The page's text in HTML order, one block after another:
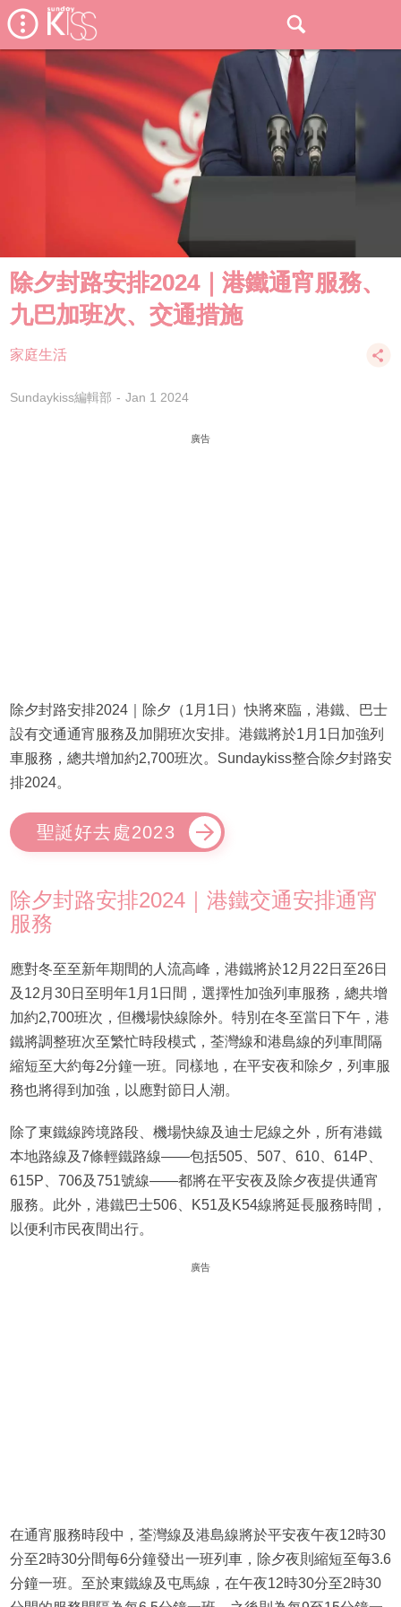
除夕封路安排2024｜港鐵通宵服務、
九巴加班次、交通措施
家庭生活
Sundaykiss編輯部 Jan 1 2024
廣告
除夕封路安排2024｜除夕（1月1日）快將來臨，港鐵、巴士
設有交通通宵服務及加開班次安排。港鐵將於1月1日加強列
車服務，總共增加約2,700班次。Sundaykiss整合除夕封路安
排2024。
聖誕好去處2023
除夕封路安排2024｜港鐵交通安排通宵
服務
應對冬至至新年期間的人流高峰，港鐵將於12月22日至26日
及12月30日至明年1月1日間，選擇性加強列車服務，總共增
加約2,700班次，但機場快線除外。特別在冬至當日下午，港
鐵將調整班次至繁忙時段模式，荃灣線和港島線的列車間隔
縮短至大約每2分鐘一班。同樣地，在平安夜和除夕，列車服
務也將得到加強，以應對節日人潮。
除了東鐵線跨境路段、機場快線及迪士尼線之外，所有港鐵
本地路線及7條輕鐵路線——包括505、507、610、614P、
615P、706及751號線——都將在平安夜及除夕夜提供通宵
服務。此外，港鐵巴士506、K51及K54線將延長服務時間，
以便利市民夜間出行。
廣告
在通宵服務時段中，荃灣線及港島線將於平安夜午夜12時30
分至2時30分間每6分鐘發出一班列車，除夕夜則縮短至每3.6
分鐘一班。至於東鐵線及屯馬線，在午夜12時30分至2時30